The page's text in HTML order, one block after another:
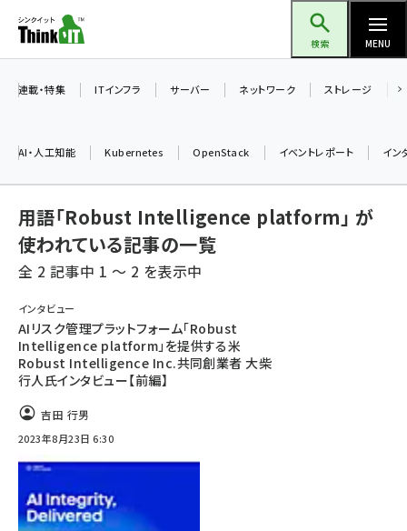
ン
ツ
検索 MENU
ai (2475)
加藤銘のチーム貢献～仲間と築いた勝利の絆～ (2297)
iot女子会 (2248)
北海道をのんびり旅する晴山佳須夫のヒント集！ (2008)
drupal (1929)
genai (1468)
abc123 (1341)
ai crunch (1340)
連載・特集 ITインフラ サーバー ネットワーク ストレージ
AI・人工知能 Kubernetes OpenStack イベントレポート イン
用語「Robust Intelligence platform」 が
使われている記事の一覧
全 2 記事中 1 ～ 2 を表示中
インタビュー
AIリスク管理プラットフォーム「Robust
Intelligence platform」を提供する米
Robust Intelligence Inc.共同創業者 大柴
行人氏インタビュー【前編】
吉田 行男
2023年8月23日 6:30